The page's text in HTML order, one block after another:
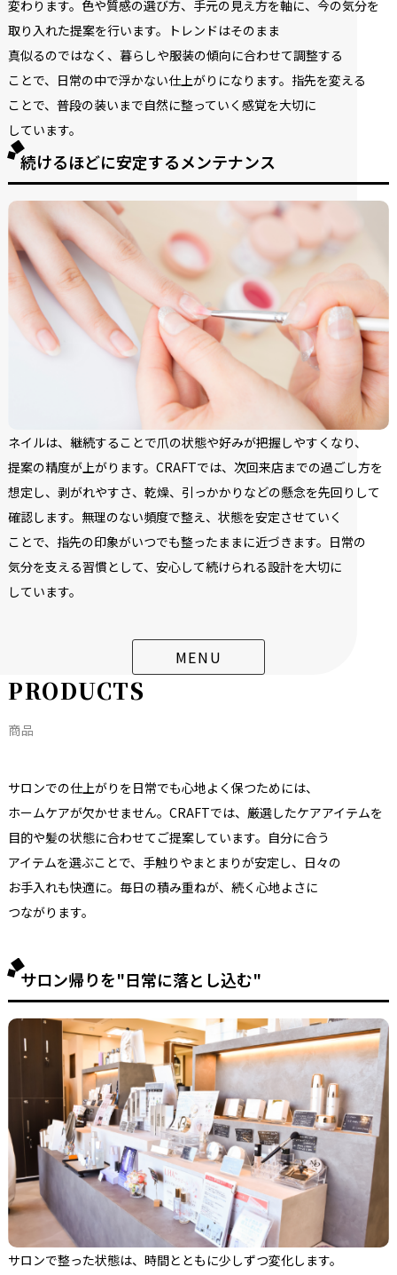
変わります。 色や質感の選び方、 手元の見え方を軸に、 今の気分を
取り入れた提案を行います。 トレンドはそのまま
真似るのではなく、 暮らしや服装の傾向に合わせて調整する
ことで、 日常の中で浮かない仕上がりになります。 指先を変える
ことで、 普段の装いまで自然に整っていく 感覚を大切に
しています。
続けるほどに安定するメンテナンス
ネイルは、 継続する ことで爪の状態や好みが把握しやすくなり、
提案の精度が上がります。 CRAFTでは、 次回来店までの過ごし方を
想定し、 剥がれやすさ、 乾燥、 引っかかりなどの懸念を先回りして
確認します。 無理のない頻度で整え、 状態を安定させていく
ことで、 指先の印象がいつでも整ったままに近づきます。 日常の
気分を支える習慣と して、 安心して続けられる設計を大切に
しています。
MENU
PRODUCTS
商品
サロンでの仕上がりを日常でも心地よく 保つためには、
ホームケアが欠かせません。 CRAFTでは、 厳選したケアアイテムを
目的や髪の状態に合わせて ご提案しています。 自分に合う
アイテムを選ぶことで、 手触りやまとまりが安定し、 日々の
お手入れも快適に。 毎日の積み重ねが、 続く 心地よさに
つながります。
サロン帰りを"日常に落とし込む"
サロンで整った状態は、 時間とともに少しずつ変化します。